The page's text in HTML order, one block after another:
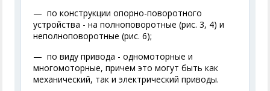
— по конструкции опорно-поворотного
устройства - на полноповоротные (рис. 3, 4) и
неполноповоротные (рис. 6);
— по виду привода - одномоторные и
многомоторные, причем это могут быть как
механический, так и электрический приводы.